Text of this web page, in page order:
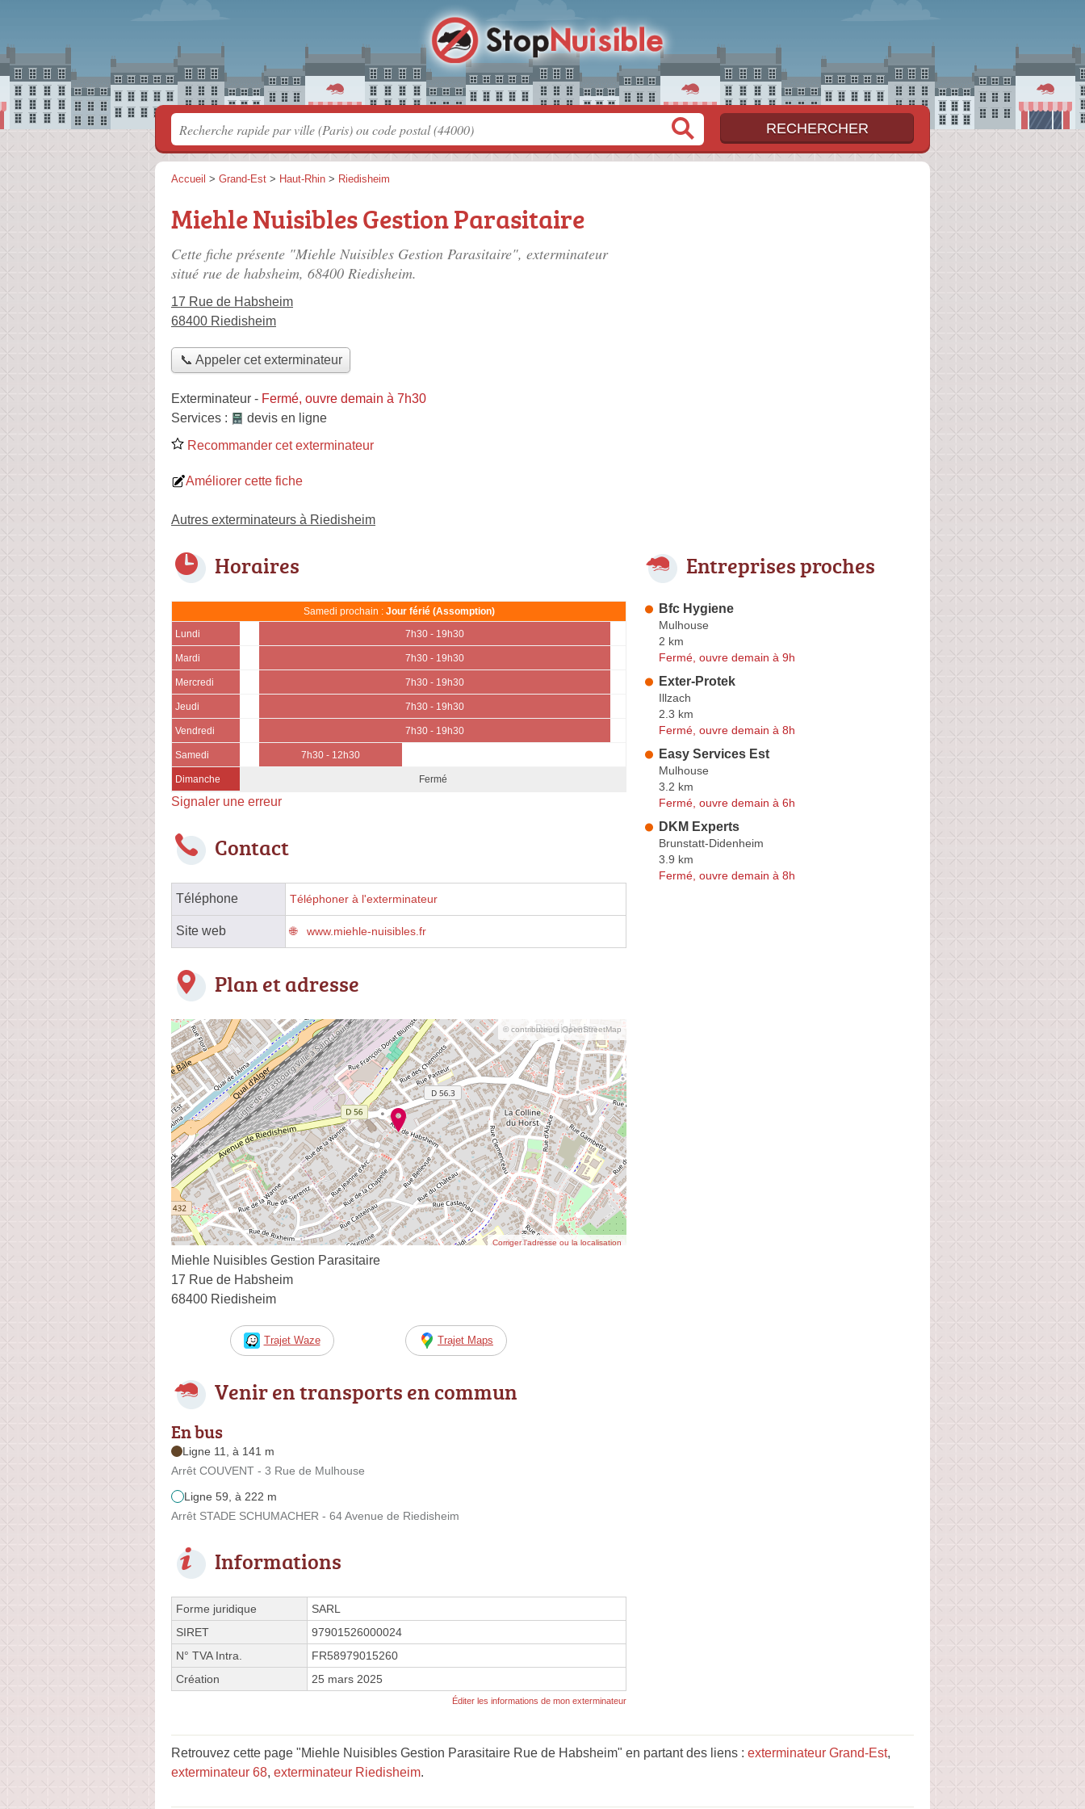
Accueil > Grand-Est > Haut-Rhin > Riedisheim
Miehle Nuisibles Gestion Parasitaire
Cette fiche présente "Miehle Nuisibles Gestion Parasitaire", exterminateur
situé rue de habsheim, 68400 Riedisheim.
17 Rue de Habsheim
68400 Riedisheim
📞 Appeler cet exterminateur
Exterminateur - Fermé, ouvre demain à 7h30
Services :
devis en ligne
Recommander cet exterminateur
Améliorer cette fiche
Autres exterminateurs à Riedisheim
Horaires
Samedi prochain : Jour férié (Assomption)
Lundi 7h30 - 19h30
Mardi 7h30 - 19h30
Mercredi 7h30 - 19h30
Jeudi 7h30 - 19h30
Vendredi 7h30 - 19h30
Samedi 7h30 - 12h30
Dimanche Fermé
Signaler une erreur
Contact
Téléphone Téléphoner à l'exterminateur
Site web www.miehle-nuisibles.fr
Plan et adresse
© contributeurs OpenStreetMap
Corriger l’adresse ou la localisation
Miehle Nuisibles Gestion Parasitaire
17 Rue de Habsheim
68400 Riedisheim
Trajet Waze Trajet Maps
Venir en transports en commun
En bus
Ligne 11, à 141 m
Arrêt COUVENT - 3 Rue de Mulhouse
Ligne 59, à 222 m
Arrêt STADE SCHUMACHER - 64 Avenue de Riedisheim
Informations
Forme juridique
SARL
SIRET
97901526000024
N° TVA Intra.
FR58979015260
Création
25 mars 2025
Éditer les informations de mon exterminateur
Entreprises proches
Bfc Hygiene
Mulhouse
2 km
Fermé, ouvre demain à 9h
Exter-Protek
Illzach
2.3 km
Fermé, ouvre demain à 8h
Easy Services Est
Mulhouse
3.2 km
Fermé, ouvre demain à 6h
DKM Experts
Brunstatt-Didenheim
3.9 km
Fermé, ouvre demain à 8h
Retrouvez cette page "Miehle Nuisibles Gestion Parasitaire Rue de Habsheim" en partant des liens : exterminateur Grand-Est,
exterminateur 68, exterminateur Riedisheim.